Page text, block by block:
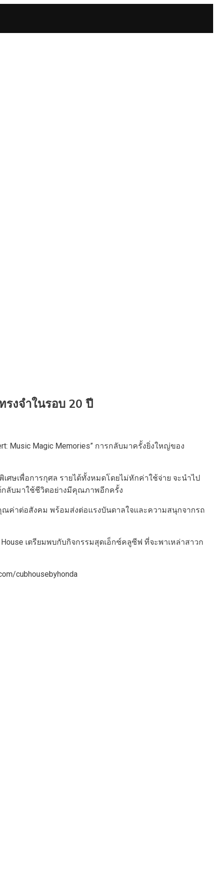
รงจำในรอบ 20 ปี
Music Magic Memories” การกลับมาครั้งยิ่งใหญ่ของ
ศษเพื่อการกุศล รายได้ทั้งหมดโดยไม่หักค่าใช้จ่าย จะนำไป
กลับมาใช้ชีวิตอย่างมีคุณภาพอีกครั้ง
ณค่าต่อสังคม พร้อมส่งต่อแรงบันดาลใจและความสนุกจากรถ
เตรียมพบกับกิจกรรมสุดเอ็กซ์คลูซีฟ ที่จะพาเหล่าสาวก
cubhousebyhonda